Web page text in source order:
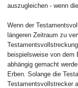
auszugleichen - wenn
Wenn der
längeren Zeitraum zu
beispielsweise von dem
abhängig gemacht
Erben. Solange die
Testamentsvollstrecker